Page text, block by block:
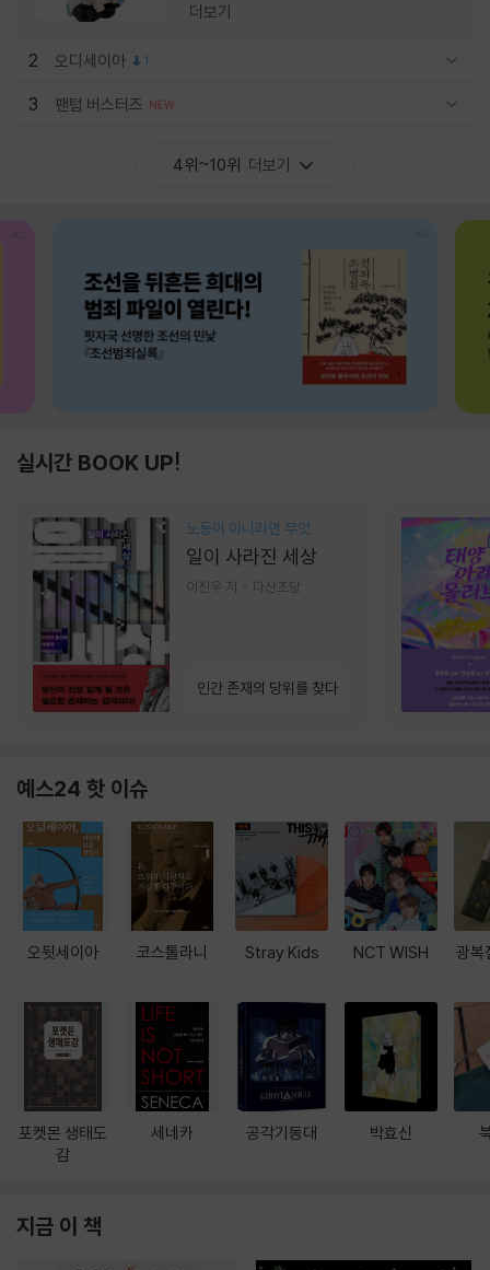
더보기
2 오디세이아 1
3 팬텀 버스터즈
4위~10위 더보기
실시간 BOOK UP!
노동이 아니라면 무엇
일이 사라진 세상
이진우 저 다산초당
인간 존재의 당위를 찾다
예스24 핫 이슈
오뒷세이아
포켓몬 생태도
감
코스톨라니
세네카
Stray Kids
공각기동대
NCT WISH
박효신
광복
지금 이 책